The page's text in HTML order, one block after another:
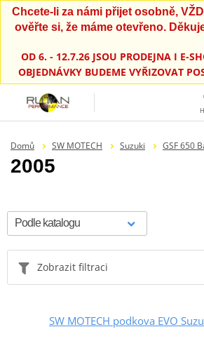
Chcete-li za námi přijet osobně,
ověřte si, že máme otevřeno.
OD 6. - 12.7.26 JSOU PRODEJNA I E-
OBJEDNÁVKY BUDEME VYŘIZOVAT
Domů SW MOTECH Suzuki GSF 650
2005
Zobrazit filtraci
SW MOTECH podkova EVO